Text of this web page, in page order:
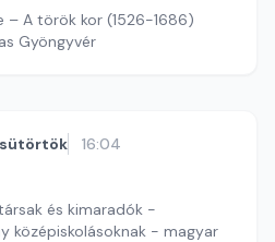
– A török kor (1526-1686)
Gyöngyvér
16:04
és kimaradók -
középiskolásoknak - magyar